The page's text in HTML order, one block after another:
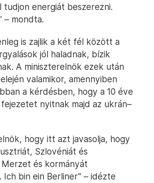
energiát beszerezni.
– mondta.
is zajlik a két fél között a
jól haladnak, bízik
A miniszterelnök ezek után
valamikor, amennyiben
a kérdésben, hogy a 10 éve
nyitnak majd az ukrán–
hogy itt azt javasolja, hogy
Szlovéniát és
és kormányát
bin ein Berliner” – idézte